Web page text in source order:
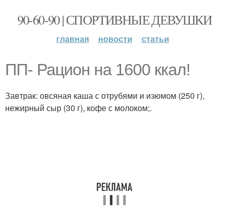
90-60-90 | СПОРТИВНЫЕ ДЕВУШКИ
главная новости статьи
ПП- Рацион на 1600 ккал!
Завтрак: овсяная каша с отрубями и изюмом (250 г),
нежирный сыр (30 г), кофе с молоком;.